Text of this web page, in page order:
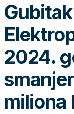
Gubitak
2024.
miliona